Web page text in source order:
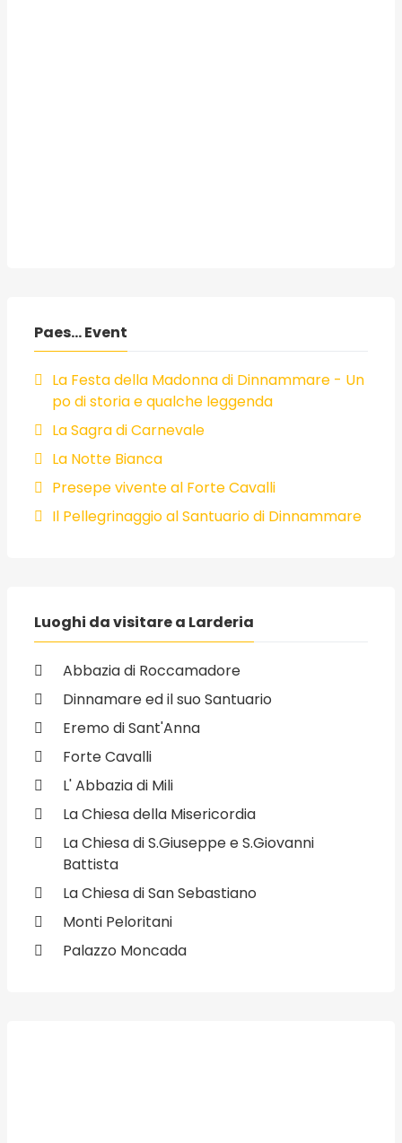
Paes... Event
La Festa della Madonna di Dinnammare - Un
po di storia e qualche leggenda
La Sagra di Carnevale
La Notte Bianca
Presepe vivente al Forte Cavalli
Il Pellegrinaggio al Santuario di Dinnammare
Luoghi da visitare a Larderia
Abbazia di Roccamadore
Dinnamare ed il suo Santuario
Eremo di Sant'Anna
Forte Cavalli
L' Abbazia di Mili
La Chiesa della Misericordia
La Chiesa di S.Giuseppe e S.Giovanni
Battista
La Chiesa di San Sebastiano
Monti Peloritani
Palazzo Moncada